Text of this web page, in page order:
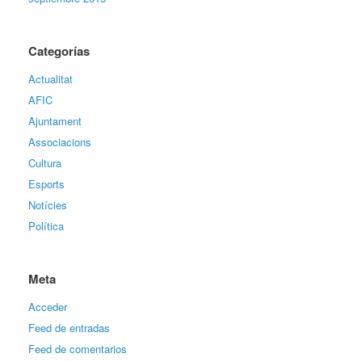
Categorías
Actualitat
AFIC
Ajuntament
Associacions
Cultura
Esports
Notícies
Política
Meta
Acceder
Feed de entradas
Feed de comentarios